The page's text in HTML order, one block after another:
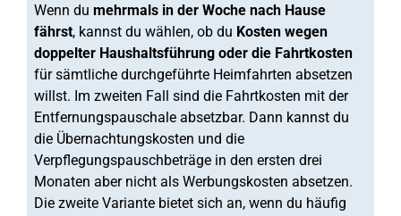
Wenn du mehrmals in der Woche nach Hause
fährst, kannst du wählen, ob du Kosten wegen
doppelter Haushaltsführung oder die Fahrtkosten
für sämtliche durchgeführte Heimfahrten absetzen
willst. Im zweiten Fall sind die Fahrtkosten mit der
Entfernungspauschale absetzbar. Dann kannst du
die Übernachtungskosten und die
Verpflegungspauschbeträge in den ersten drei
Monaten aber nicht als Werbungskosten absetzen.
Die zweite Variante bietet sich an, wenn du häufig